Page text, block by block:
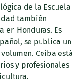
de la Escuela
también
en Honduras. Es
se publica un
Ceiba está
y profesionales